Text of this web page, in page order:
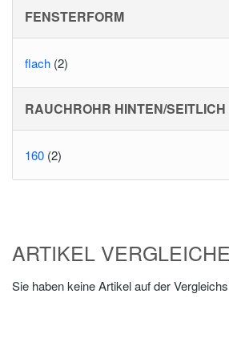
FENSTERFORM
flach (2)
RAUCHROHR HINTEN/SEITLICH
160 (2)
ARTIKEL
Sie haben keine Artikel auf der